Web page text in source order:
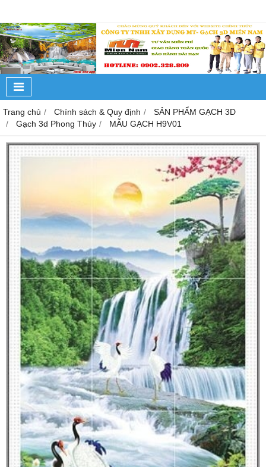
Trang chủ Chính sách & Quy định
SẢN PHẨM GẠCH 3D
Gạch 3d Phong Thủy
MẪU GẠCH H9V01